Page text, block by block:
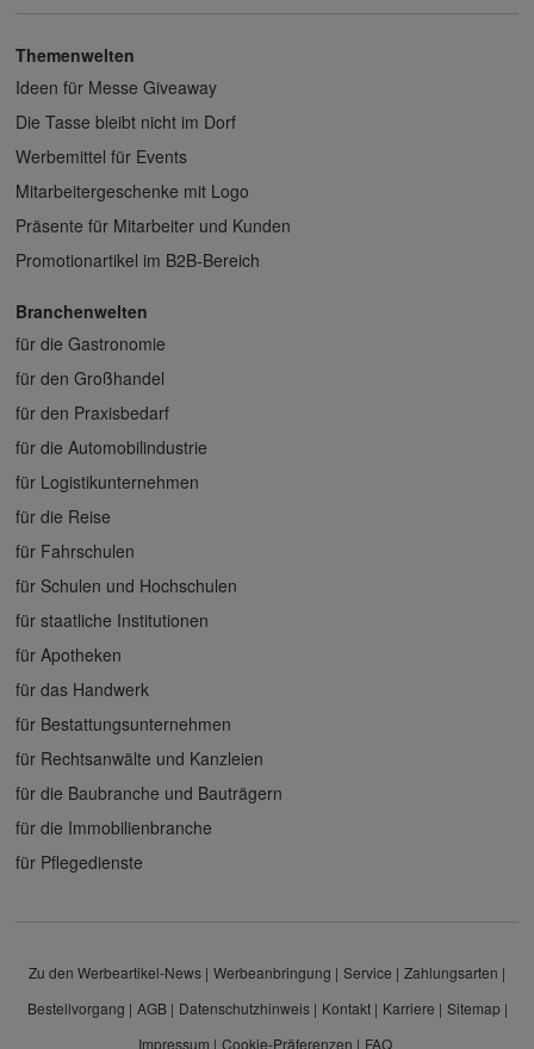
Themenwelten
Ideen für Messe Giveaway
Die Tasse bleibt nicht im Dorf
Werbemittel für Events
Mitarbeitergeschenke mit Logo
Präsente für Mitarbeiter und Kunden
Promotionartikel im B2B-Bereich
Branchenwelten
für die Gastronomie
für den Großhandel
für den Praxisbedarf
für die Automobilindustrie
für Logistikunternehmen
für die Reise
für Fahrschulen
für Schulen und Hochschulen
für staatliche Institutionen
für Apotheken
für das Handwerk
für Bestattungsunternehmen
für Rechtsanwälte und Kanzleien
für die Baubranche und Bauträgern
für die Immobilienbranche
für Pflegedienste
Zu den Werbeartikel-News Werbeanbringung Service
Zahlungsarten
Bestellvorgang
AGB Datenschutzhinweis Kontakt Karriere
Sitemap
Impressum
Cookie-Präferenzen FAQ